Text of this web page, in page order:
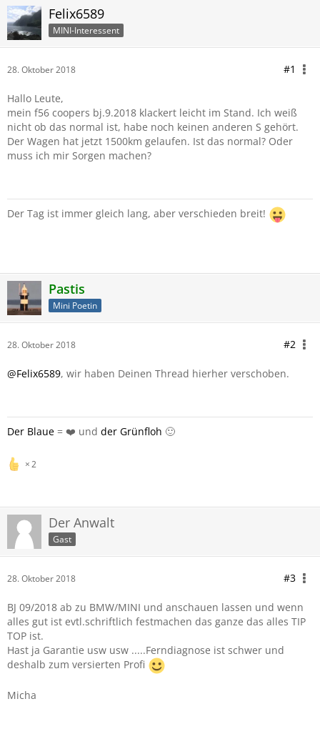
Felix6589
MINI-Interessent
28. Oktober 2018 #1
Hallo Leute,
mein f56 coopers bj.9.2018 klackert leicht im Stand. Ich weiß
nicht ob das normal ist, habe noch keinen anderen S gehört.
Der Wagen hat jetzt 1500km gelaufen. Ist das normal? Oder
muss ich mir Sorgen machen?
Der Tag ist immer gleich lang, aber verschieden breit!
Pastis
Mini Poetin
28. Oktober 2018 #2
@Felix6589, wir haben Deinen Thread hierher verschoben.
Der Blaue = ❤️ und der Grünfloh 🙂
2
Der Anwalt
Gast
28. Oktober 2018 #3
BJ 09/2018 ab zu BMW/MINI und anschauen lassen und wenn
alles gut ist evtl.schriftlich festmachen das ganze das alles TIP
TOP ist.
Hast ja Garantie usw usw .....Ferndiagnose ist schwer und
deshalb zum versierten Profi
Micha